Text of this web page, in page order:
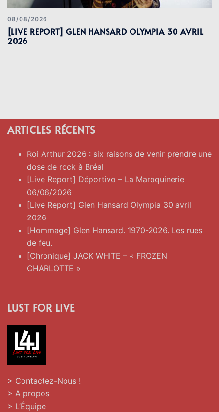
08/08/2026
[LIVE REPORT] GLEN HANSARD OLYMPIA 30 AVRIL
2026
ARTICLES RÉCENTS
Roi Arthur 2026 : six raisons de venir prendre une
dose de rock à Bréal
[Live Report] Déportivo – La Maroquinerie
06/06/2026
[Live Report] Glen Hansard Olympia 30 avril
2026
[Hommage] Glen Hansard. 1970-2026. Les rues
de feu.
[Chronique] JACK WHITE – « FROZEN
CHARLOTTE »
LUST FOR LIVE
> Contactez-Nous !
> A propos
> L’Équipe